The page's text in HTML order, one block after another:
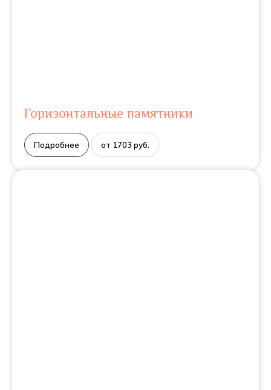
Горизонтальные памятники
Подробнее от 1703 руб.